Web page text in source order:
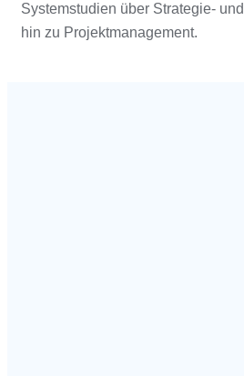
Systemstudien über Strategie-
hin zu Projektmanagement.